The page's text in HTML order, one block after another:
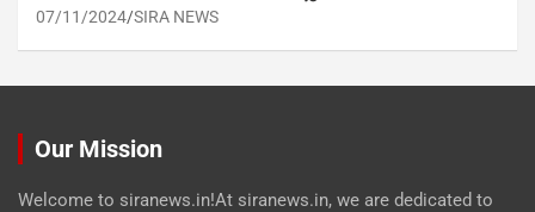
07/11/2024 SIRA NEWS
Our Mission
Welcome to siranews.in!At siranews.in, we are dedicated to